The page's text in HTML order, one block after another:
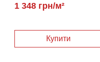
1 348 грн/м²